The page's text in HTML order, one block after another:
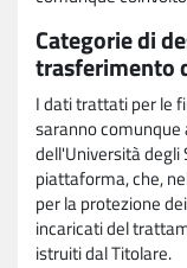
Categorie di
trasferimento
I dati trattati per le
saranno comunque
dell'Università degli
piattaforma, che,
per la protezione
incaricati del
istruiti dal Titolare.